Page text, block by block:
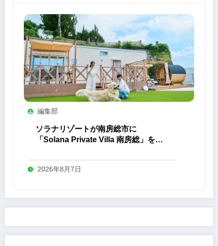
編集部
ソラナリゾートが南房総市に
「Solana Private Villa 南房総」を開
2026年8月7日